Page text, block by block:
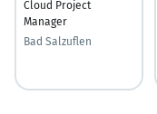
Cloud Project
Manager
Bad Salzuflen